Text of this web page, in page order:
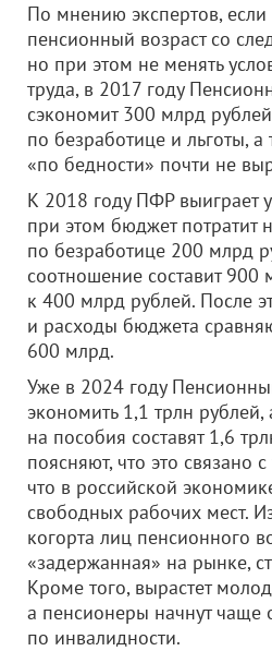
По мнению экспертов, если
пенсионный возраст со
но при этом не менять
труда, в 2017 году
сэкономит 300 млрд
по безработице и льготы,
«по бедности» почти не
К 2018 году ПФР выиграет
при этом бюджет потратит
по безработице 200 млрд
соотношение составит 900
к 400 млрд рублей. После
и расходы бюджета
600 млрд.
Уже в 2024 году
экономить 1,1 трлн
на пособия составят 1,6
поясняют, что это связано с
что в российской
свободных рабочих мест.
когорта лиц пенсионного
«задержанная» на рынке,
Кроме того, вырастет
а пенсионеры начнут чаще
по инвалидности.